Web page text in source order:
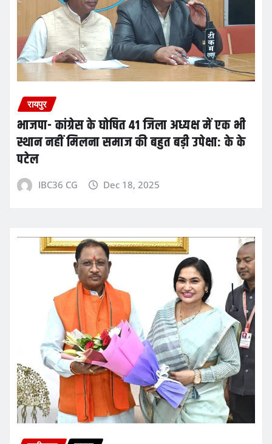
रायपुर
भाजपा- कांग्रेस के घोषित 41 जिला अध्यक्ष में एक भी
स्थान नहीं मिलना समाज की बहुत बड़ी उपेक्षा: के के
पटेल
IBC36 CG Dec 18, 2025